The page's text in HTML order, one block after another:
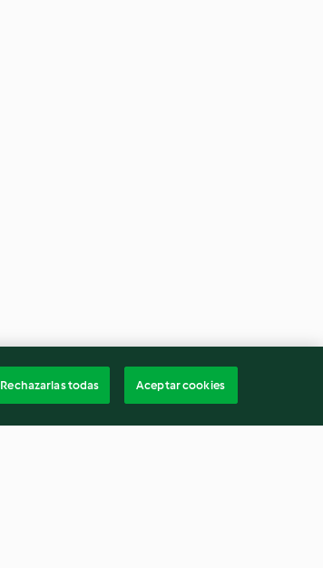
Rechazarlas todas Aceptar cookies